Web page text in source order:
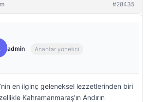
#28435
admin Anahtar yönetici
en ilginç geleneksel lezzetlerinden biri
Kahramanmaraş’ın Andırın